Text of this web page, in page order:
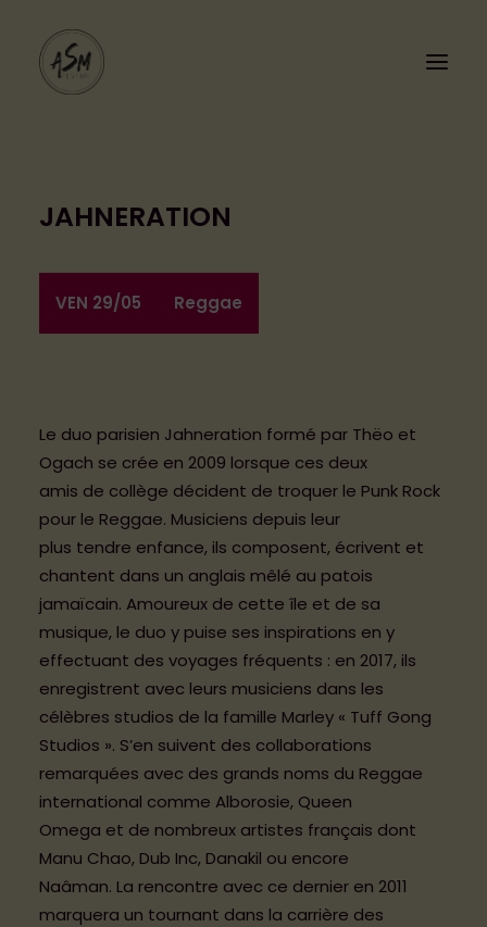
PROGRAMMATION
Cashless
INFOS PRATIQUES
CONTACT
BÉNÉVOLES ET PARTENAIRES
Boutique Officielle
Espace Presse
Politique de cookies (UE)
Mentions légales et Politique de
confidentialité
JAHNERATION
VEN 29/05 Reggae
Le duo parisien Jahneration formé par Thëo et
Ogach se crée en 2009 lorsque ces deux
amis de collège décident de troquer le Punk Rock
pour le Reggae. Musiciens depuis leur
plus tendre enfance, ils composent, écrivent et
chantent dans un anglais mêlé au patois
jamaïcain. Amoureux de cette île et de sa
musique, le duo y puise ses inspirations en y
effectuant des voyages fréquents : en 2017, ils
enregistrent avec leurs musiciens dans les
célèbres studios de la famille Marley « Tuff Gong
Studios ». S’en suivent des collaborations
remarquées avec des grands noms du Reggae
international comme Alborosie, Queen
Omega et de nombreux artistes français dont
Manu Chao, Dub Inc, Danakil ou encore
Naâman. La rencontre avec ce dernier en 2011
marquera un tournant dans la carrière des